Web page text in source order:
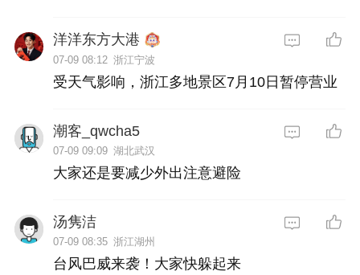
洋洋东方大港
07-09 08:12 浙江宁波
受天气影响，浙江多地景区7月10日暂停营业
潮客_qwcha5
07-09 09:09 湖北武汉
大家还是要减少外出注意避险
汤隽洁
07-09 08:35 浙江湖州
台风巴威来袭！大家快躲起来